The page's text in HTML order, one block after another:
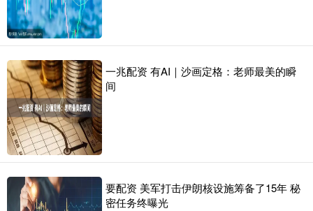
一兆配资 有AI｜沙画定格：老师最美的瞬
间
要配资 美军打击伊朗核设施筹备了15年 秘
密任务终曝光